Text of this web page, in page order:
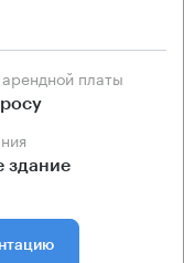
арендной платы
здание